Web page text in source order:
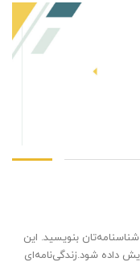
بنویسید. این
داده شود.زندگی‌نامه‌ای